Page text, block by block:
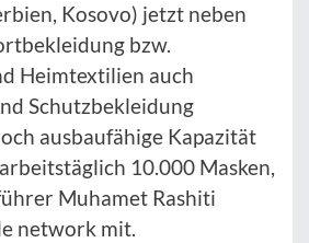
Kosovo) jetzt neben
bzw.
Heimtextilien auch
Schutzbekleidung
ausbaufähige Kapazität
10.000 Masken,
Muhamet Rashiti
network mit.